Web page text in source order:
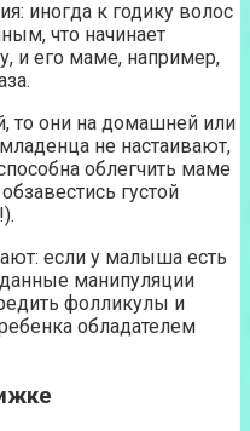
иногда к годику волос
что начинает
и его маме, например,
то они на домашней или
не настаивают,
облегчить маме
густой
если у малыша есть
манипуляции
фолликулы и
обладателем